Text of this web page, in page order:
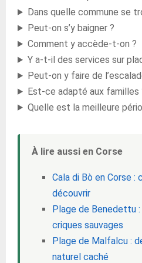
Dans quelle commune se
Peut-on s’y baigner ?
Comment y accède-t-on ?
Y a-t-il des services sur
Peut-on y faire de
Est-ce adapté aux familles
Quelle est la meilleure
À lire aussi en Corse
Cala di Bò en Corse :
découvrir
Plage de Benedettu
criques sauvages
Plage de Malfalcu :
naturel caché